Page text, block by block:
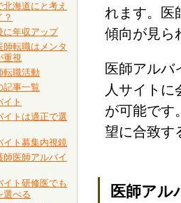
北海道にと考え
？
に年収アップ
師転職はメンタ
重視
転職活動
記事一覧
イト
イトは適正で選
イト募集内視鏡
師医師アルバイ
イト研修医でも
選べる
れます。医
傾向が見ら
医師アルバ
人サイト
が可能です
望に合致す
医師アル